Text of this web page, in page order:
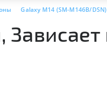
Galaxy M14 (SM-M146B/DSN)